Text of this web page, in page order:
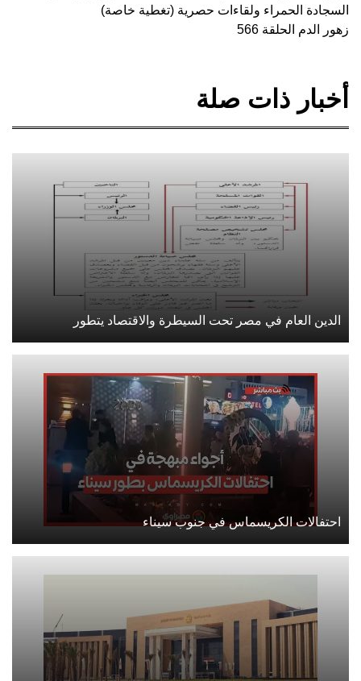
السجادة الحمراء ولقاءات حصرية (تغطية خاصة)
زهور الدم الحلقة 566
أخبار ذات صلة
الدين العام في مصر تحت السيطرة والاقتصاد يتطور
احتفالات الكريسماس في جنوب سيناء